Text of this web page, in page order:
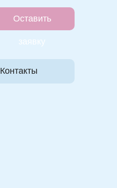
Оставить
заявку
Контакты